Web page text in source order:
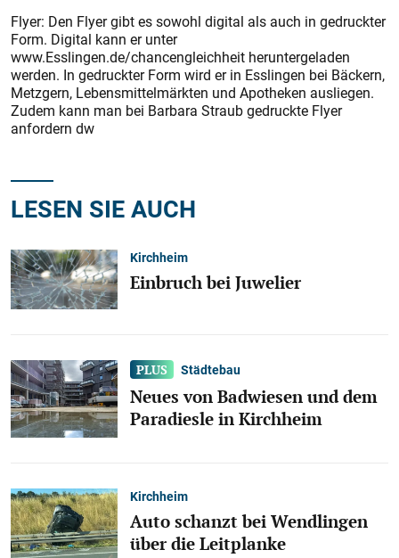
Flyer: Den Flyer gibt es sowohl digital als auch in gedruckter
Form. Digital kann er unter
www.Esslingen.de/chancengleichheit heruntergeladen
werden. In gedruckter Form wird er in Esslingen bei Bäckern,
Metzgern, Lebensmittelmärkten und Apotheken ausliegen.
Zudem kann man bei Barbara Straub gedruckte Flyer
anfordern dw
LESEN SIE AUCH
Kirchheim
Einbruch bei Juwelier
Städtebau
Neues von Badwiesen und dem
Paradiesle in Kirchheim
Kirchheim
Auto schanzt bei Wendlingen
über die Leitplanke